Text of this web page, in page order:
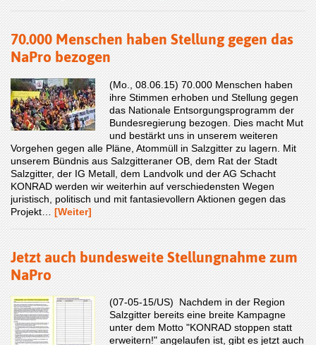
70.000 Menschen haben Stellung gegen das
NaPro bezogen
(Mo., 08.06.15) 70.000 Menschen haben
ihre Stimmen erhoben und Stellung gegen
das Nationale Entsorgungsprogramm der
Bundesregierung bezogen. Dies macht Mut
und bestärkt uns in unserem weiteren
Vorgehen gegen alle Pläne, Atommüll in Salzgitter zu lagern. Mit
unserem Bündnis aus Salzgitteraner OB, dem Rat der Stadt
Salzgitter, der IG Metall, dem Landvolk und der AG Schacht
KONRAD werden wir weiterhin auf verschiedensten Wegen
juristisch, politisch und mit fantasievollern Aktionen gegen das
Projekt… [Weiter]
Jetzt auch bundesweite Stellungnahme zum
NaPro
(07-05-15/US) Nachdem in der Region
Salzgitter bereits eine breite Kampagne
unter dem Motto "KONRAD stoppen statt
erweitern!" angelaufen ist, gibt es jetzt auch